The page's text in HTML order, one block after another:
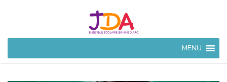
D'ARC
MENU